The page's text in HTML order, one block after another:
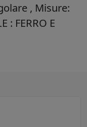
, Misure:
: FERRO E